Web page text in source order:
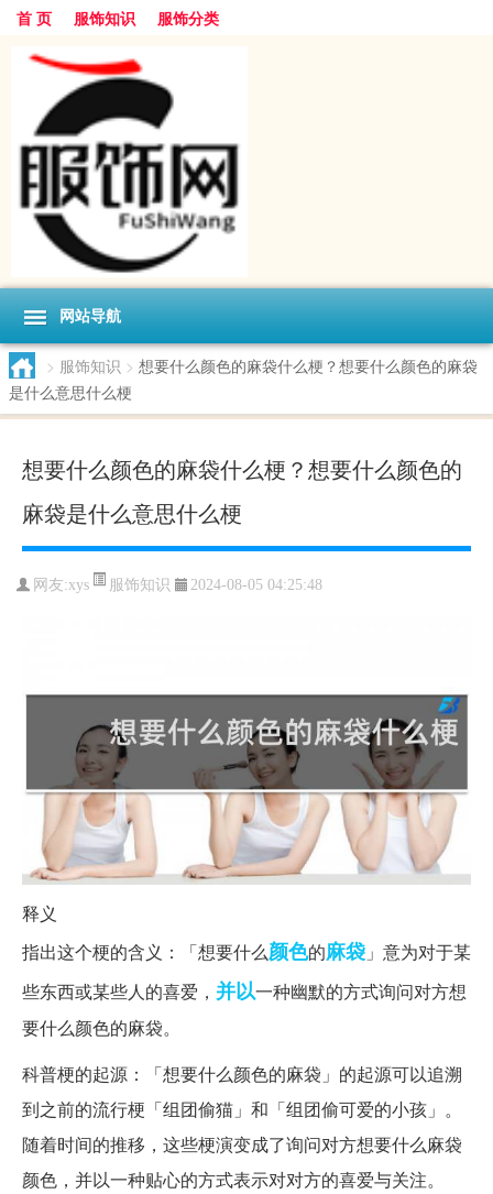
首 页 服饰知识 服饰分类
网站导航
> 服饰知识 > 想要什么颜色的麻袋什么梗？想要什么颜色的麻袋
是什么意思什么梗
想要什么颜色的麻袋什么梗？想要什么颜色的
麻袋是什么意思什么梗
网友:xys 服饰知识 2024-08-05 04:25:48
释义
指出这个梗的含义：「想要什么颜色的麻袋 」意为对于某
些东西或某些人的喜爱， 并以一种幽默的方式询问对方想
要什么颜色的麻袋。
科普梗的起源：「想要什么颜色的麻袋」的起源可以追溯
到之前的流行梗「组团偷猫」和「组团偷可爱的小孩」。
随着时间的推移，这些梗演变成了询问对方想要什么麻袋
颜色，并以一种贴心的方式表示对对方的喜爱与关注。